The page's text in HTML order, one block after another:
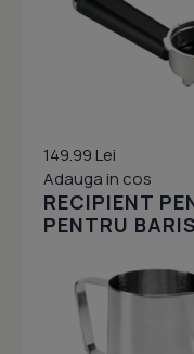
149.99 Lei
Adauga in cos
RECIPIENT
PENTRU